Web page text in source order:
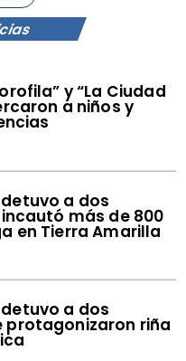
y “La Ciudad
a niños y
a dos
más de 800
en Tierra Amarilla
a dos
protagonizaron riña